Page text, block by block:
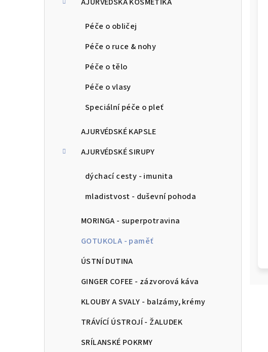
Péče o obličej
Péče o ruce & nohy
Péče o tělo
Péče o vlasy
Speciální péče o pleť
AJURVÉDSKÉ KAPSLE
AJURVÉDSKÉ SIRUPY
dýchací cesty - imunita
mladistvost - duševní pohoda
MORINGA - superpotravina
GOTUKOLA - paměť
ÚSTNÍ DUTINA
GINGER COFEE - zázvorová káva
KLOUBY A SVALY - balzámy, krémy
TRÁVÍCÍ ÚSTROJÍ - ŽALUDEK
SRÍLANSKÉ POKRMY